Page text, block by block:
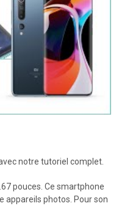
notre tutoriel complet.
pouces. Ce smartphone
appareils photos. Pour son